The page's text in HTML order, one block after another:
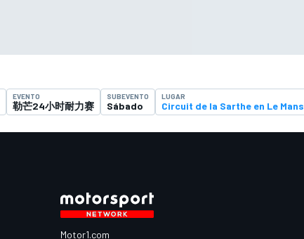
EVENTO
勒芒24小时耐力赛
SUBEVENTO
Sábado
LUGAR
Circuit de la Sarthe en Le Mans
Motor1.com